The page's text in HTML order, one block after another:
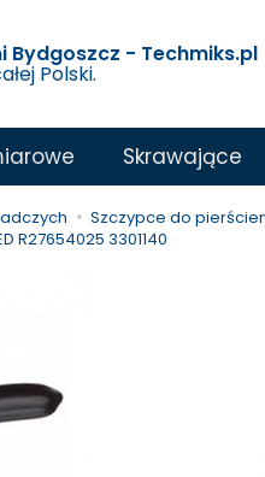
Bydgoszcz - Techmiks.pl
Polski.
Skrawające
Szczypce do
R27654025 3301140